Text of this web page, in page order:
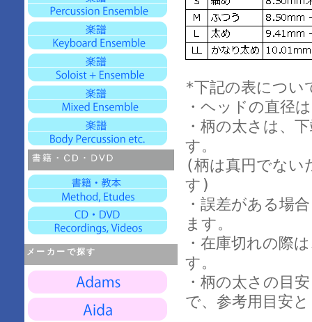
メーカーで探す
*下記の表につい
・ヘッドの直径
・柄の太さは、
す。
(柄は真円でない
す)
・誤差がある場
ます。
・在庫切れの際
す。
・柄の太さの
で、参考用目安